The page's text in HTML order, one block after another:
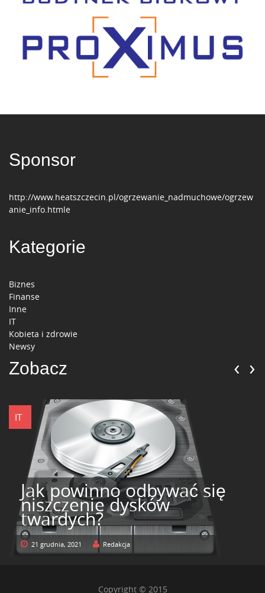
Sponsor
http://www.heatszczecin.pl/ogrzewanie_nadmuchowe/ogrzew
anie_info.htmle
Kategorie
Biznes
Finanse
Inne
IT
Kobieta i zdrowie
Newsy
Zobacz
IT
Jak powinno odbywać się
niszczenie dysków
twardych?
21 grudnia, 2021 Redakcja
‹ ›
Copyright © 2015